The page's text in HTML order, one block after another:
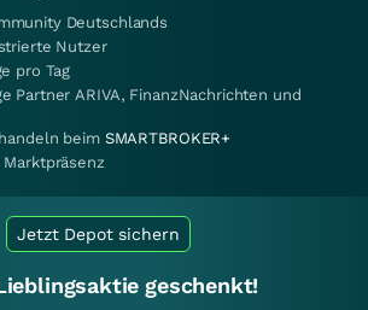
Deutschlands
Nutzer
pro Tag
Partner ARIVA, FinanzNachrichten und
beim SMARTBROKER+
Jetzt Depot sichern
geschenkt!